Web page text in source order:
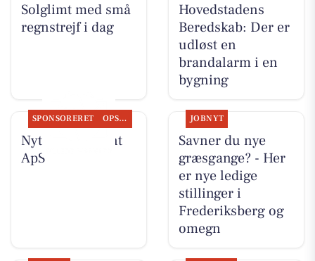
Solglimt med små
regnstrejf i dag
Hovedstadens
Beredskab: Der er
udløst en
brandalarm i en
bygning
SPONSORERET OPSLAGSTAVLEN
Nyt fra Fairpaint
ApS
JOBNYT
Savner du nye
græsgange? - Her
er nye ledige
stillinger i
Frederiksberg og
omegn